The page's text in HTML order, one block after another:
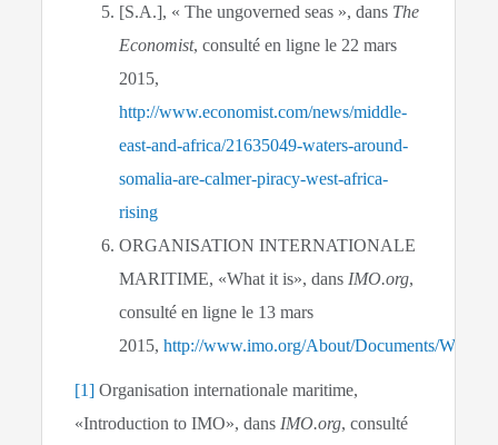
[S.A.], « The ungoverned seas », dans The
Economist, consulté en ligne le 22 mars
2015,
http://www.economist.com/news/middle-
east-and-africa/21635049-waters-around-
somalia-are-calmer-piracy-west-africa-
rising
ORGANISATION INTERNATIONALE
MARITIME, «What it is», dans IMO.org,
consulté en ligne le 13 mars
2015,http://www.imo.org/About/Documents/
[1] Organisation internationale maritime,
«Introduction to IMO», dans IMO.org, consulté